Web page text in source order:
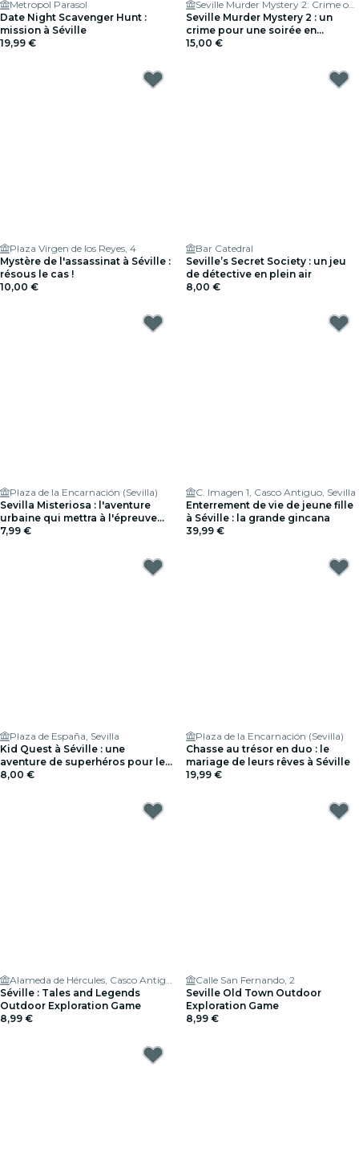
Metropol Parasol
Date Night Scavenger Hunt :
mission à Séville
19,99 €
Seville Murder Mystery 2: Crime on Date Night!
Seville Murder Mystery 2 : un
crime pour une soirée en
amoureux
15,00 €
Plaza Virgen de los Reyes, 4
Mystère de l'assassinat à Séville :
résous le cas !
10,00 €
Bar Catedral
Seville’s Secret Society : un jeu
de détective en plein air
8,00 €
Plaza de la Encarnación (Sevilla)
Sevilla Misteriosa : l'aventure
urbaine qui mettra à l'épreuve
ton ingéniosité
7,99 €
C. Imagen 1, Casco Antiguo, Sevilla
Enterrement de vie de jeune fille
à Séville : la grande gincana
39,99 €
Plaza de España, Sevilla
Kid Quest à Séville : une
aventure de superhéros pour les
enfants (4 à 8 ans)
8,00 €
Plaza de la Encarnación (Sevilla)
Chasse au trésor en duo : le
mariage de leurs rêves à Séville
19,99 €
Alameda de Hércules, Casco Antiguo
Séville : Tales and Legends
Outdoor Exploration Game
8,99 €
Calle San Fernando, 2
Seville Old Town Outdoor
Exploration Game
8,99 €